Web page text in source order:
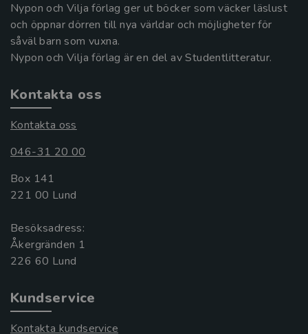
Nypon och Vilja förlag ger ut böcker som väcker läslust
och öppnar dörren till nya världar och möjligheter för
såväl barn som vuxna.
Nypon och Vilja förlag är en del av Studentlitteratur.
Kontakta oss
Kontakta oss
046-31 20 00
Box 141
221 00 Lund
Besöksadress:
Åkergränden 1
Kundservice
Kontakta kundservice